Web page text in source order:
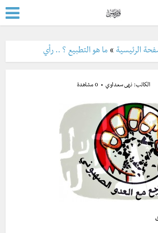
الرئيسية » ما هو التطبيع ؟ .. رأي
الكاتب:نهى سعداوي 0 مشاهدة